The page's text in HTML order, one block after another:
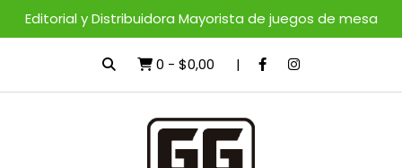
Editorial y Distribuidora Mayorista de juegos de mesa
0 - $0,00